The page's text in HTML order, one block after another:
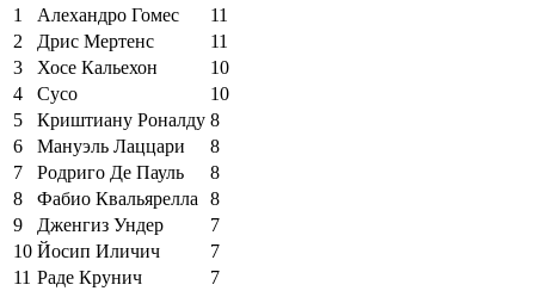
1
Алехандро Гомес
11
2
Дрис Мертенс
11
3
Хосе Кальехон
10
4
Сусо
10
5
Криштиану Роналду 8
6
Мануэль Лаццари
8
7
Родриго Де Пауль
8
8
Фабио Квальярелла
8
9
Дженгиз Ундер
7
10 Йосип Иличич
7
11 Раде Крунич
7